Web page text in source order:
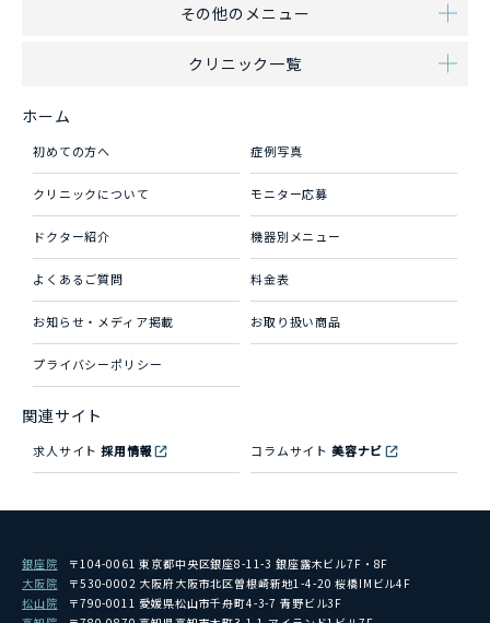
その他のメニュー
クリニック一覧
ホーム
初めての方へ 症例写真
クリニックについて モニター応募
ドクター紹介 機器別メニュー
よくあるご質問 料金表
お知らせ・メディア掲載 お取り扱い商品
プライバシーポリシー
関連サイト
求人サイト採用情報 コラムサイト 美容ナビ
銀座院
〒104-0061 東京都中央区銀座8-11-3 銀座露木ビル7F・8F
大阪院
〒530-0002 大阪府大阪市北区曽根崎新地1-4-20 桜橋IMビル4F
松山院
〒790-0011 愛媛県松山市千舟町4-3-7 青野ビル3F